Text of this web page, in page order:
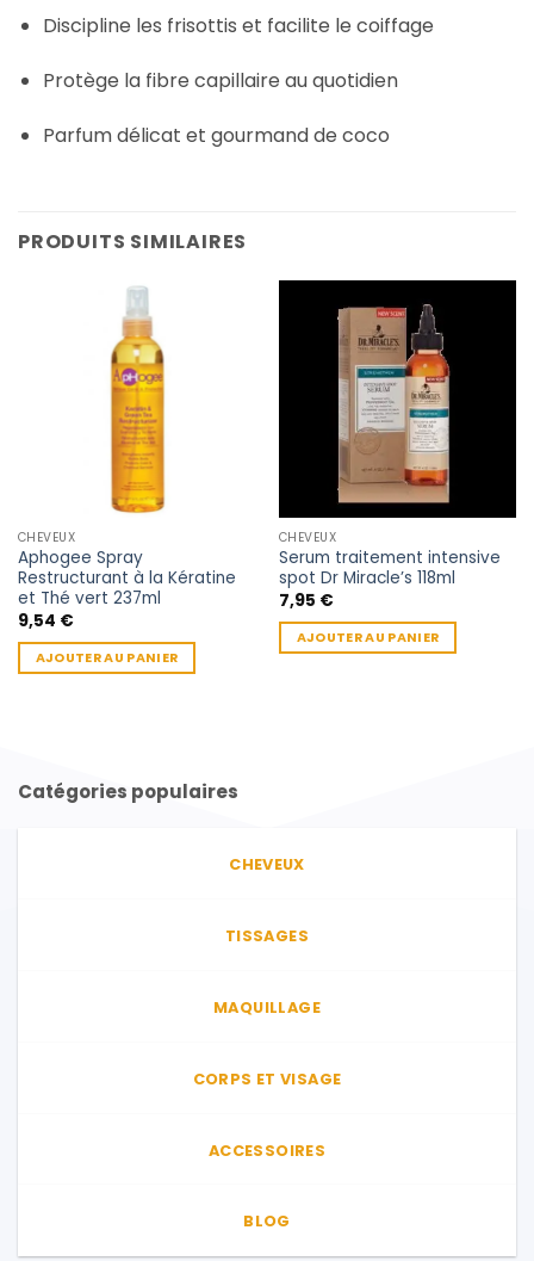
Discipline les frisottis et facilite le coiffage
Protège la fibre capillaire au quotidien
Parfum délicat et gourmand de coco
PRODUITS SIMILAIRES
CHEVEUX
Aphogee Spray
Restructurant à la Kératine
et Thé vert 237ml
9,54 €
AJOUTER AU PANIER
CHEVEUX
Serum traitement intensive
spot Dr Miracle’s 118ml
7,95 €
AJOUTER AU PANIER
Catégories populaires
CHEVEUX
TISSAGES
MAQUILLAGE
CORPS ET VISAGE
ACCESSOIRES
BLOG